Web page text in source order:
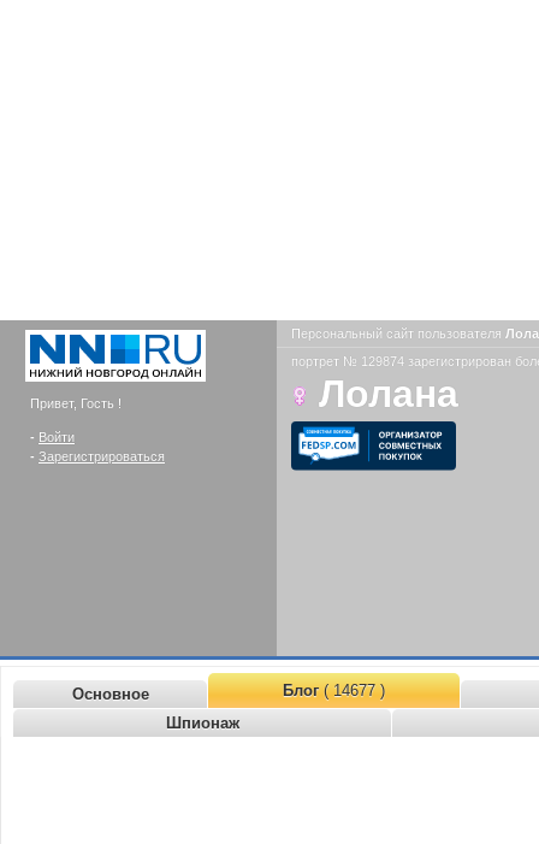
Привет, Гость !
- Войти
- Зарегистрироваться
Персональный сайт пользователя
портрет № 129874 зарегистрирован
Лолана
Основное Блог( 14677 )
Шпионаж